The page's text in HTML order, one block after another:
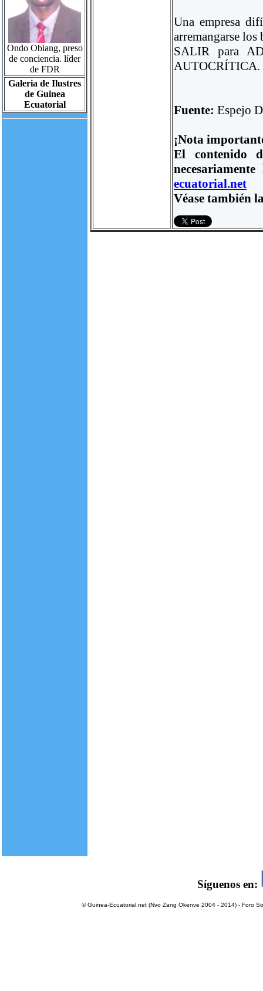
Ondo Obiang, preso
de conciencia. líder
de FDR
Galeria de Ilustres
de Guinea
Ecuatorial
Una empresa
arremangarse
SALIR para
AUTOCRÍTICA.
Fuente: Espejo
¡Nota
El contenido
ecuatorial.net
Véase también
Síguenos en:
© Guinea-Ecuatorial.net (Nvo Zang Okenve 2004 - 2014) - Foro